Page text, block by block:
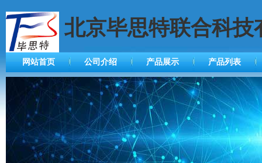
北京毕思特联合科技
网站首页 公司介绍 产品展示 产品列表